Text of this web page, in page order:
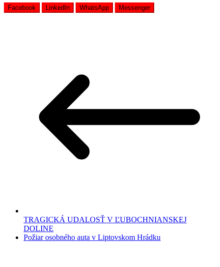
Facebook LinkedIn WhatsApp Messenger
TRAGICKÁ UDALOSŤ V ĽUBOCHNIANSKEJ
DOLINE
Požiar osobného auta v Liptovskom Hrádku